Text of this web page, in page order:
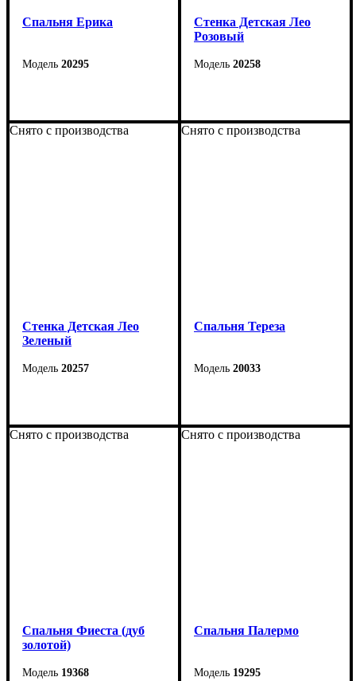
Cпальня Ерика
20295
Стенка Детская Лео
Розовый
20258
Снято с производства
Стенка Детская Лео
Зеленый
20257
Снято с производства
Cпальня Тереза
20033
Снято с производства
Спальня Фиеста (дуб
золотой)
19368
Снято с производства
Спальня Палермо
19295